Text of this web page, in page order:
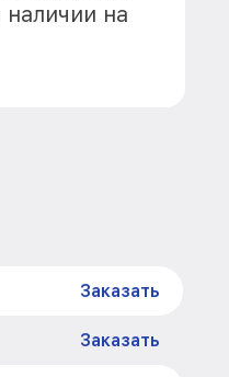
на
Заказать
Заказать